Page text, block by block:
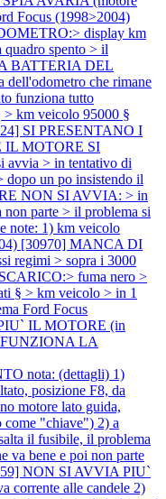
Focus (1998>2004)
display km
quadro spento > il
BATTERIA DEL
dell'odometro che rimane
funziona tutto
> km veicolo 95000 §
SI PRESENTANO I
IL MOTORE SI
avvia > in tentativo di
dopo un po insistendo il
NON SI AVVIA: > in
parte > il problema si
note: 1) km veicolo
[30970] MANCA DI
regimi > sopra i 3000
fuma nero >
§ > km veicolo > in 1
Ford Focus
IL MOTORE (in
FUNZIONA LA
nota: (dettagli) 1)
posizione F8, da
motore lato guida,
come "chiave") 2) a
il fusibile, il problema
va bene e poi non parte
NON SI AVVIA PIU`
corrente alle candele 2)